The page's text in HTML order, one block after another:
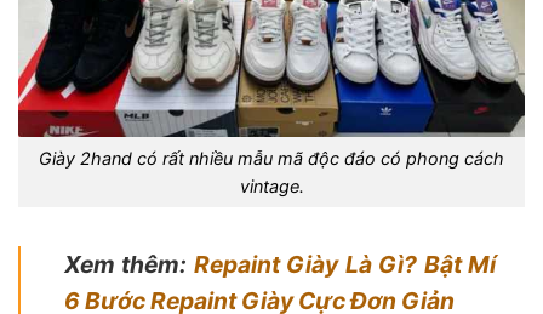
Giày 2hand có rất nhiều mẫu mã độc đáo có phong cách
vintage.
Xem thêm: Repaint Giày Là Gì? Bật Mí
6 Bước Repaint Giày Cực Đơn Giản